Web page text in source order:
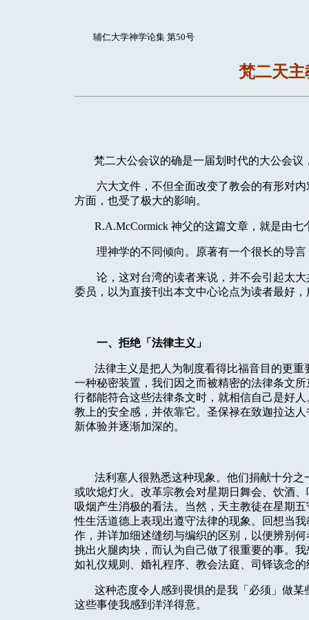
辅仁大学神学论集 第50号
梵二天
梵二大公会议的确是一届划时代的大公会
六大文件，不但全面改变了教会的有形对
方面，也受了极大的影响。
R.A.McCormick 神父的这篇文章，就是由七
理神学的不同倾向。原著有一个很长的导
论，这对台湾的读者来说，并不会引起太
委员，以为直接刊出本文中心论点为读者最好
一、拒绝「法律主义」
法律主义是把人为制度看得比福音目的更
一种秘密装置，我们因之而被精密的法律条文
行都能符合这些法律条文时，就相信自己是好
教上的安全感，并依靠它。圣保禄在致迦拉达
新体验并逐渐加深的。
法利塞人很熟悉这种现象。他们捐献十分
或吹熄灯火。改革宗教会对星期日舞会、饮酒
吸烟产生消极的看法。当然，天主教徒在星期
性生活道德上表现出遵守法律的现象。回想当
作，并详加细述缝纫与编织的区别，以便辨别
挑出火腿肉块，而认为自己做了很重要的事。
如礼仪规则、婚礼程序、教会法庭、司铎该念的
这种态度令人感到畏惧的是我「必须」做
这些事使我感到洋洋得意。